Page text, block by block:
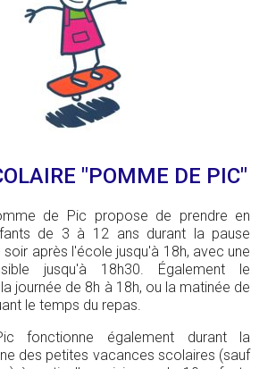
"POMME DE PIC"
de Pic propose de prendre en
de 3 à 12 ans durant la pause
soir après l'école jusqu'à 18h, avec une
jusqu'à 18h30. Également le
journée de 8h à 18h, ou la matinée de
le temps du repas.
fonctionne également durant la
des petites vacances scolaires (sauf